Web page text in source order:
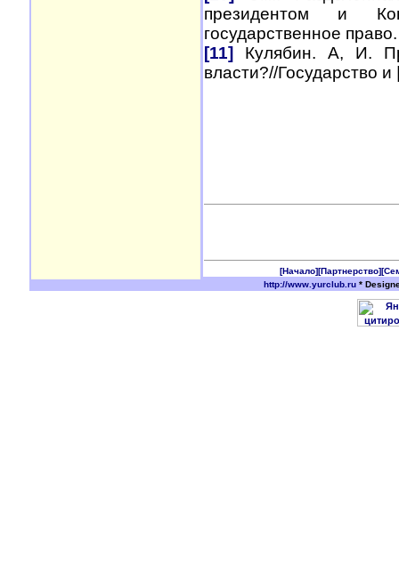
президентом и
государственное
[11]Кулябин. А, И.
власти?//Государство
[Начало][Партнерство]
http://www.yurclub.ru*